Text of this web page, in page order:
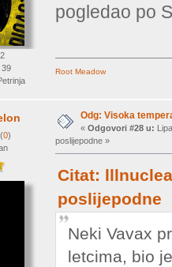
pogledao po
Root Meadow
(0)
Odg: Visoka
« Odgovori #28 u:
poslijepodne »
Citat:
poslijepodne
Neki Vavax
letcima, bio